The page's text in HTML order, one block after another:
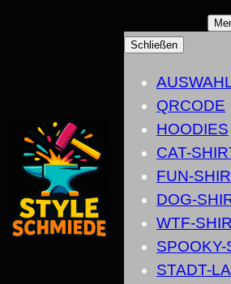
Schließen
QRCODE
HOODIES
CAT-
FUN-
DOG-
WTF-
SPOOKY-
STADT-